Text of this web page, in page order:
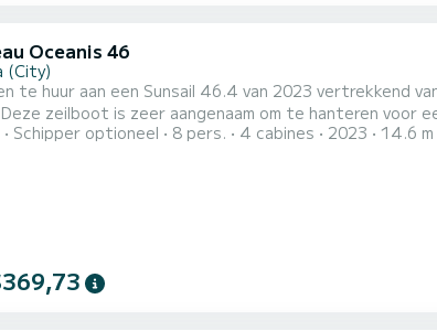
Oceanis 46
(City)
te huur aan een Sunsail 46.4 van 2023 vertrekkend
zeilboot is zeer aangenaam om te hanteren voor een cruise van
hut(ten) en een capaciteit van 10 personen. Met
Schipper optioneel 8 pers. 4 cabines 2023 14.6 m